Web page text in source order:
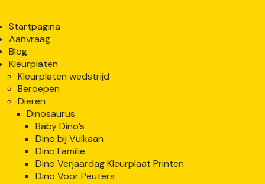
Startpagina
Aanvraag
Blog
Kleurplaten
Kleurplaten wedstrijd
Beroepen
Dieren
Dinosaurus
Baby Dino’s
Dino bij Vulkaan
Dino Familie
Dino Verjaardag Kleurplaat Printen
Dino Voor Peuters